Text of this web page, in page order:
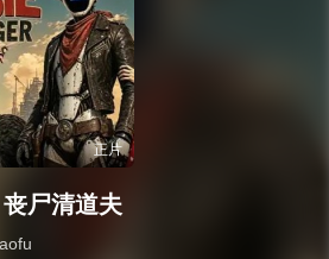
正片
丧尸清道夫